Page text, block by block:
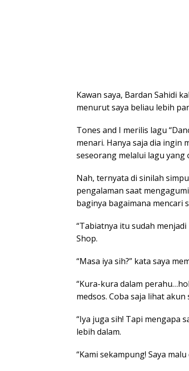
Kawan saya, Bardan Sahidi
menurut saya beliau lebih
Tones and I merilis lagu
menari. Hanya saja dia ingin
seseorang melalui lagu yang
Nah, ternyata di sinilah
pengalaman saat
baginya bagaimana mencari
“Tabiatnya itu sudah
Shop.
“Masa iya sih?” kata saya
“Kura-kura dalam
medsos. Coba saja lihat
“Iya juga sih! Tapi mengapa
lebih dalam.
“Kami sekampung! Saya